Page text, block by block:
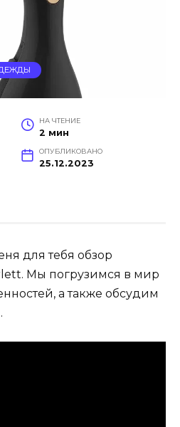
НА ЧТЕНИЕ
2 мин
ОПУБЛИКОВАНО
25.12.2023
для тебя обзор
Мы погрузимся в мир
а также обсудим